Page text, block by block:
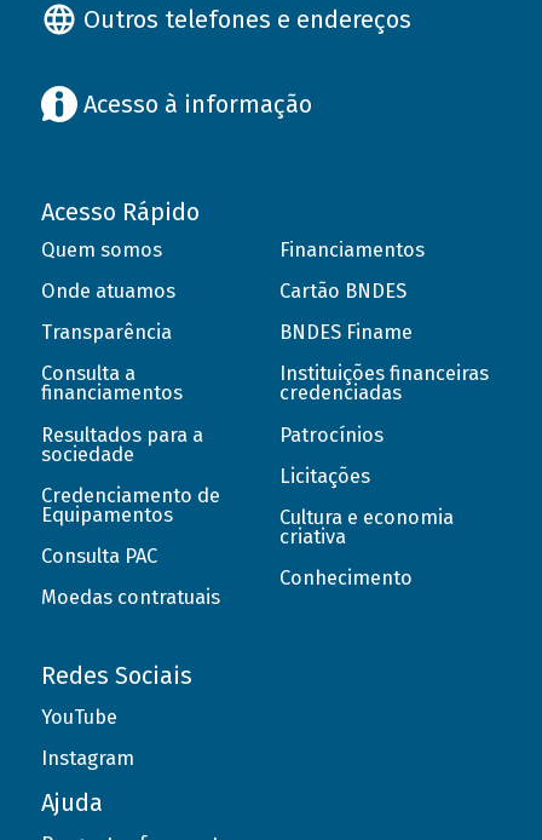
Outros telefones e endereços
Acesso à informação
Acesso Rápido
Quem somos
Onde atuamos
Transparência
Consulta a
financiamentos
Resultados para a
sociedade
Credenciamento de
Equipamentos
Consulta PAC
Moedas contratuais
Financiamentos
Cartão BNDES
BNDES Finame
Instituições financeiras
credenciadas
Patrocínios
Licitações
Cultura e economia
criativa
Conhecimento
Redes Sociais
YouTube
Instagram
Ajuda